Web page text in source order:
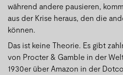
während andere pausieren,
aus der Krise heraus, den die
können.
Das ist keine Theorie. Es gibt
von Procter & Gamble in der
1930er über Amazon in der